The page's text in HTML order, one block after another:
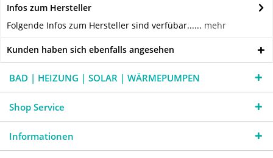
Infos zum Hersteller
Folgende Infos zum Hersteller sind verfübar...... mehr
Kunden haben sich ebenfalls angesehen
BAD | HEIZUNG | SOLAR | WÄRMEPUMPEN
Shop Service
Informationen